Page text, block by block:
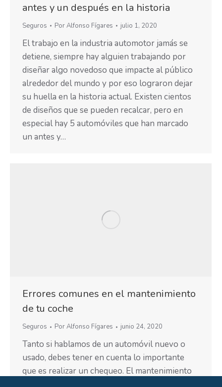
antes y un después en la historia
Seguros PorAlfonso Fígares julio 1, 2020
El trabajo en la industria automotor jamás se
detiene, siempre hay alguien trabajando por
diseñar algo novedoso que impacte al público
alrededor del mundo y por eso lograron dejar
su huella en la historia actual. Existen cientos
de diseños que se pueden recalcar, pero en
especial hay 5 automóviles que han marcado
un antes y…
Errores comunes en el mantenimiento
de tu coche
Seguros PorAlfonso Fígares junio 24, 2020
Tanto si hablamos de un automóvil nuevo o
usado, debes tener en cuenta lo importante
que es realizar un chequeo. El mantenimiento